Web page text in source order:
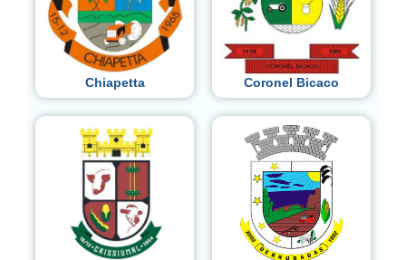
Chiapetta Coronel Bicaco